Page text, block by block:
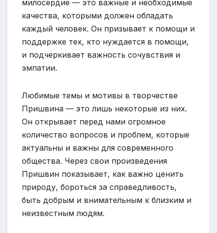
милосердие — это важные и необходимые
качества, которыми должен обладать
каждый человек. Он призывает к помощи и
поддержке тех, кто нуждается в помощи,
и подчеркивает важность сочувствия и
эмпатии.
Любимые темы и мотивы в творчестве
Пришвина — это лишь некоторые из них.
Он открывает перед нами огромное
количество вопросов и проблем, которые
актуальны и важны для современного
общества. Через свои произведения
Пришвин показывает, как важно ценить
природу, бороться за справедливость,
быть добрым и внимательным к близким и
неизвестным людям.